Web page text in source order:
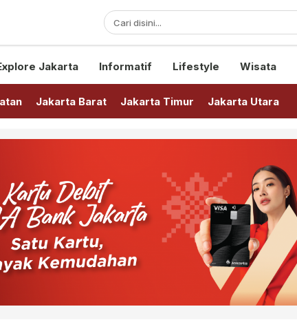
Disini!
Jakarta Informatif Lifestyle Wisata
Jakarta Barat Jakarta Timur Jakarta Utara